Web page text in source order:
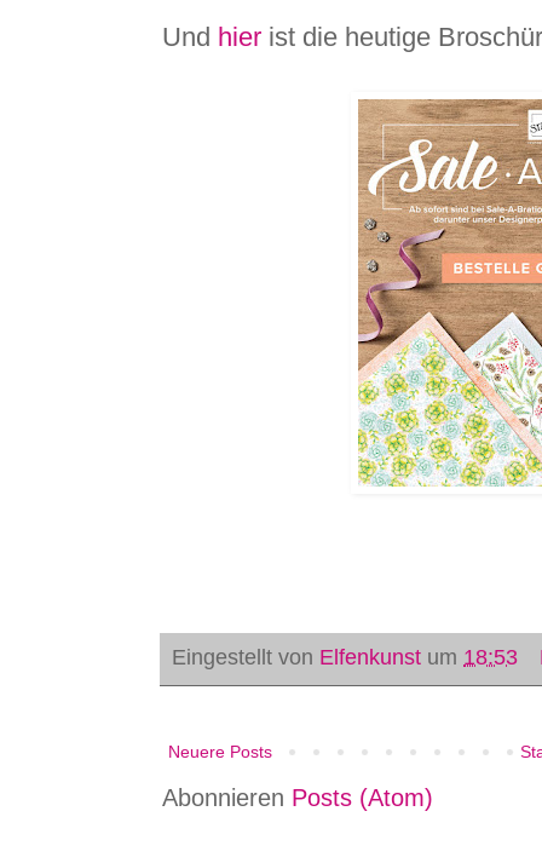
Und hier ist die heutige
Eingestellt von Elfenkunst um 18:53
Neuere Posts
Abonnieren Posts (Atom)